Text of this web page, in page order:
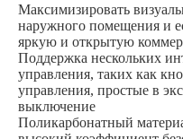
Максимизировать
наружного помещения и
яркую и открытую
Поддержка нескольких
управления, таких как
управления, простые в
выключение
Поликарбонатный